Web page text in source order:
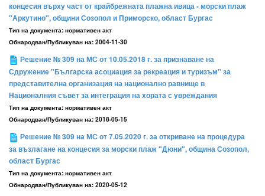
концесия върху част от крайбрежната плажна ивица - морски плаж
"Аркутино", общини Созопол и Приморско, област Бургас
Тип на документа: нормативен акт
Обнародван/Публикуван на: 2004-11-30
Решение № 309 на МС от 10.05.2018 г. за признаване на
Сдружение "Българска асоциация за рекреация и туризъм" за
представителна организация на национално равнище в
Националния съвет за интеграция на хората с увреждания
Тип на документа: нормативен акт
Обнародван/Публикуван на: 2018-05-15
Решение № 309 на МС от 7.05.2020 г. за откриване на процедура
за възлагане на концесия за морски плаж "Дюни", община Созопол,
област Бургас
Тип на документа: нормативен акт
Обнародван/Публикуван на: 2020-05-12